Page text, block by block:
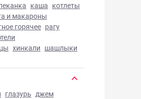
каша котлеты
и макароны
горячее рагу
хинкали шашлыки
глазурь джем